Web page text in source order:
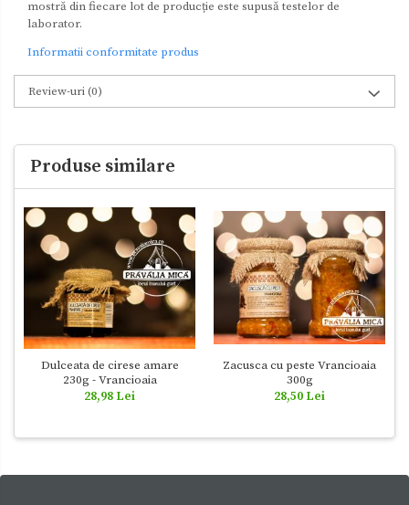
mostră din fiecare lot de producție este supusă testelor de
laborator.
Informatii conformitate produs
Review-uri(0)
Produse similare
Dulceata de cirese amare
230g - Vrancioaia
28,98 Lei
Zacusca cu peste Vrancioaia
300g
28,50 Lei